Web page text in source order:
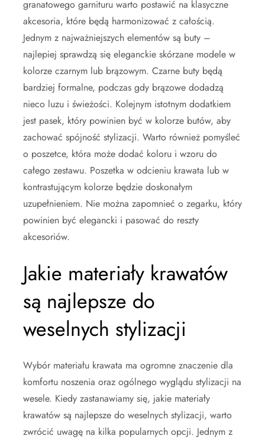
granatowego garnituru warto postawić na klasyczne
akcesoria, które będą harmonizować z całością.
Jednym z najważniejszych elementów są buty –
najlepiej sprawdzą się eleganckie skórzane modele w
kolorze czarnym lub brązowym. Czarne buty będą
bardziej formalne, podczas gdy brązowe dodadzą
nieco luzu i świeżości. Kolejnym istotnym dodatkiem
jest pasek, który powinien być w kolorze butów, aby
zachować spójność stylizacji. Warto również pomyśleć
o poszetce, która może dodać koloru i wzoru do
całego zestawu. Poszetka w odcieniu krawata lub w
kontrastującym kolorze będzie doskonałym
uzupełnieniem. Nie można zapomnieć o zegarku, który
powinien być elegancki i pasować do reszty
akcesoriów.
Jakie materiały krawatów
są najlepsze do
weselnych stylizacji
Wybór materiału krawata ma ogromne znaczenie dla
komfortu noszenia oraz ogólnego wyglądu stylizacji na
wesele. Kiedy zastanawiamy się, jakie materiały
krawatów są najlepsze do weselnych stylizacji, warto
zwrócić uwagę na kilka popularnych opcji. Jednym z